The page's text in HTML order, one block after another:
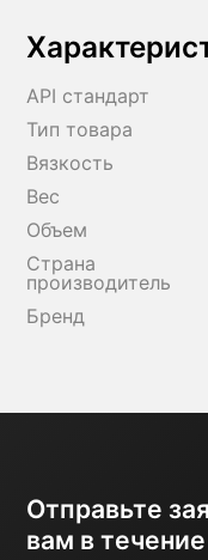
API стандарт
Тип товара
Вязкость
Вес
Объем
Страна
производитель
Бренд
Отправьте
вам в